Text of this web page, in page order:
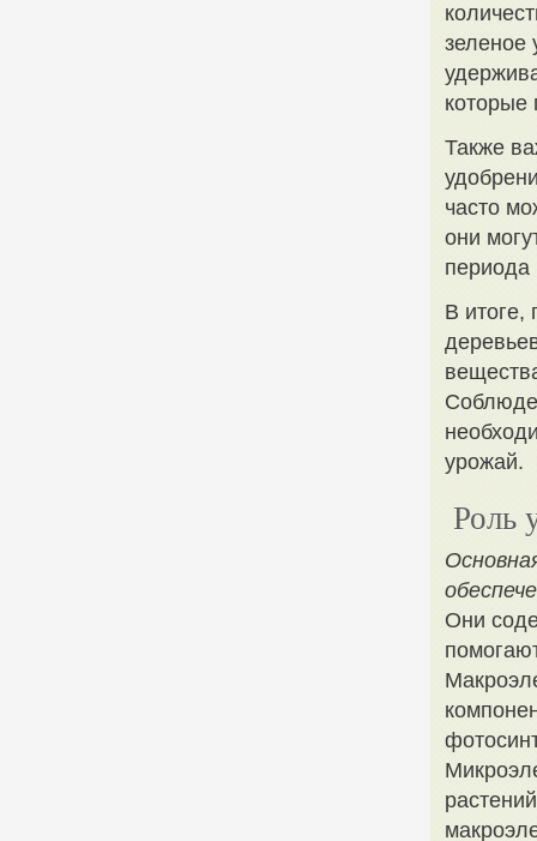
зеленое
которые
Также
часто
они
периода
В итоге,
урожай.
Роль
Они